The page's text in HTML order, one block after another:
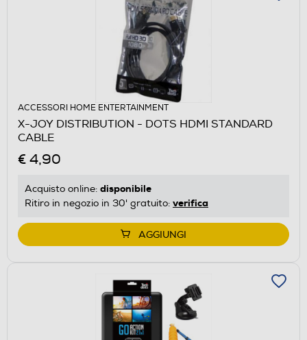
ACCESSORI HOME ENTERTAINMENT
X-JOY DISTRIBUTION - DOTS HDMI STANDARD
CABLE
€ 4,90
Acquisto online: disponibile
Ritiro in negozio in 30' gratuito: verifica
AGGIUNGI